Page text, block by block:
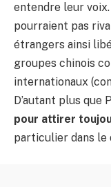
entendre leur
pourraient pas
étrangers ainsi
groupes chinois
internationaux
D’autant plus que
pour attirer
particulier dans le